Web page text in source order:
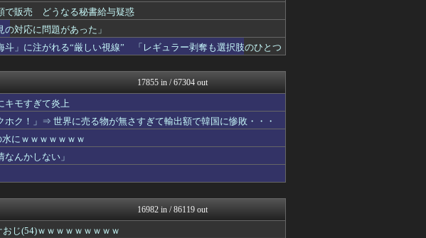
を所持か ...
黒マッチョニュース
ゲーム実況者速報＠YouT...
キニ速
みそパンNEWS
ガラパゴスジャパン - 海...
される車載。
乃木通 乃木坂46櫻坂46...
しダッシュで逃...
保守速報
年にも優先...
言われた一言…
けおけお速報
警告！」→「お前...
韓国ニュース反応まとめ
リアル...
ほんわかMkⅡ
とおかしいよ...
カンダタ速報
てることヤバく...
で販売 どうなる秘書給与疑惑
対応に問題があった」
斗」に注がれる“厳しい視線” 「レギュラー剥奪も選択肢のひとつ
17855 in / 67304 out
キモすぎて炎上
ホク！」⇒ 世界に売る物が無さすぎて輸出額で韓国に惨敗・・・
にｗｗｗｗｗｗｗ
んかしない」
16982 in / 86119 out
じ(54)ｗｗｗｗｗｗｗｗｗ